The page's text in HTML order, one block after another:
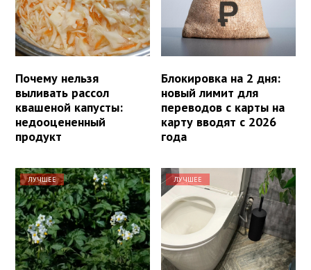
Почему нельзя
выливать рассол
квашеной капусты:
недооцененный
продукт
Блокировка на 2 дня:
новый лимит для
переводов с карты на
карту вводят с 2026
года
ЛУЧШЕЕ ЛУЧШЕЕ